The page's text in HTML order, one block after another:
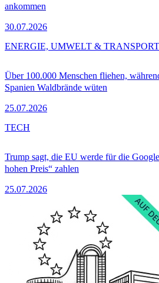
ankommen
30.07.2026
Über 100.000 Menschen fliehen,
Spanien Waldbrände wüten
25.07.2026
ENERGIE, UMWELT & TRANSPORT
Trump sagt, die EU werde für die
hohen Preis“ zahlen
25.07.2026
TECH